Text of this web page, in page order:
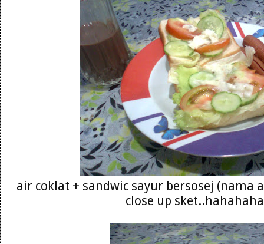
air coklat + sandwic sayur bersosej (nama
close up